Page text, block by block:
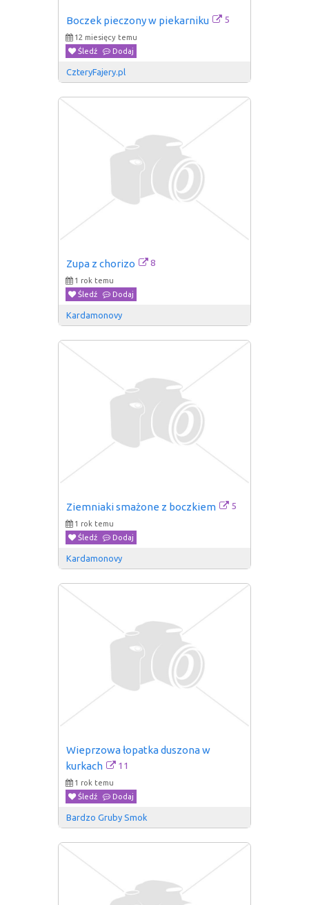
Boczek pieczony w piekarniku 5
12 miesięcy temu
Śledź
Dodaj
CzteryFajery.pl
Zupa z chorizo 8
1 rok temu
Śledź
Dodaj
Kardamonovy
Ziemniaki smażone z boczkiem 5
1 rok temu
Śledź
Dodaj
Kardamonovy
Wieprzowa łopatka duszona w
kurkach
11
1 rok temu
Śledź
Dodaj
Bardzo Gruby Smok